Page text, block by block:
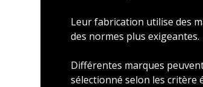
Leur fabrication utilise des
des normes plus exigeantes.
Différentes marques
sélectionné selon les critère